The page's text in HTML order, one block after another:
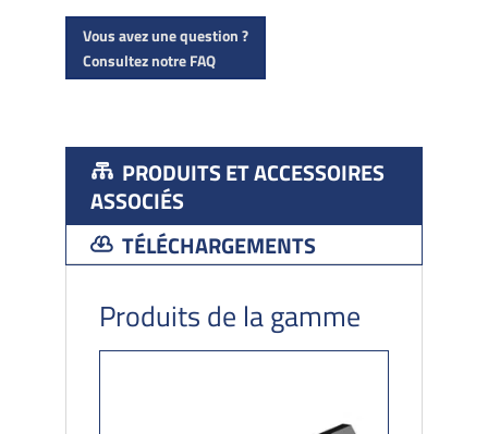
haut
217
Vous avez une question ?
Consultez notre FAQ
PRODUITS ET ACCESSOIRES
ASSOCIÉS
TÉLÉCHARGEMENTS
Produits de la gamme